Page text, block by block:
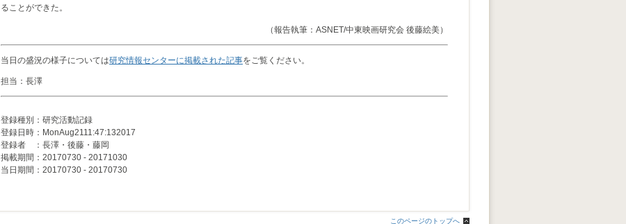
ることができた。
（報告執筆：ASNET/中東映画研究会 後藤絵美）
当日の盛況の様子については研究情報センターに掲載された記事をご覧ください。
担当：長澤
登録種別：研究活動記録
登録日時：MonAug2111:47:132017
登録者 ：長澤・後藤・藤岡
掲載期間：20170730 - 20171030
当日期間：20170730 - 20170730
このページのトップへ